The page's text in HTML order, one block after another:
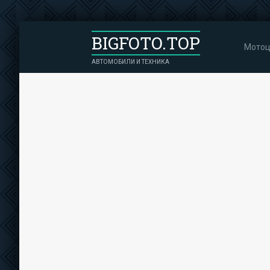
BIGFOTO.TOP
АВТОМОБИЛИ И ТЕХНИКА